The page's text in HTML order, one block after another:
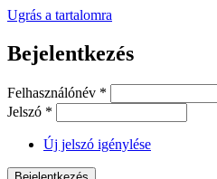
Ugrás a tartalomra
Bejelentkezés
Felhasználónév *
Jelszó *
Új jelszó igénylése